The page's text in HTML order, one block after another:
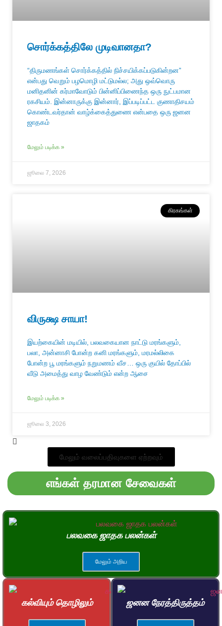
சொர்க்கத்திலே முடிவானதா?
“திருமணங்கள் சொர்க்கத்தில் நிச்சயிக்கப்படுகின்றன”
என்பது வெறும் பழமொழி மட்டுமல்ல; அது ஒவ்வொரு
மனிதனின் கர்மாவோடும் பின்னிப்பிணைந்த ஒரு நுட்பமான
ரகசியம். இன்னாருக்கு இன்னார், இப்படிப்பட்ட குணாதிசயம்
கொண்டவர்தான் வாழ்க்கைத்துணை என்பதை ஒரு ஜனன
ஜாதகம்
மேலும் படிக்க »
ஜூலை 7, 2026
கிரகங்கள்
விருக்ஷ சாயா!
இயற்கையின் மடியில், பலவகையான நாட்டு மரங்களும்,
பலா, அன்னாசி போன்ற கனி மரங்களும், மரமல்லிகை
போன்ற பூ மரங்களும் நறுமணம் வீச… ஒரு குயில் தோப்பில்
வீடு அமைத்து வாழ வேண்டும் என்ற ஆசை
மேலும் படிக்க »
ஜூலை 3, 2026
மேலும் வலைப்பதிவுகளை ஏற்றவும்
எங்கள் தரமான சேவைகள்
பலவகை ஜாதக பலன்கள்
மேலும் அறிய
கல்வியும் தொழிலும் ஜனன நேரத்திருத்தம்